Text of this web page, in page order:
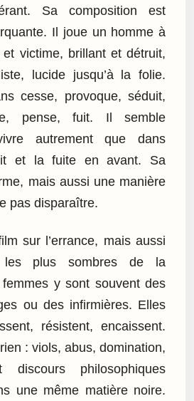
Sa composition est
Il joue un homme à
et victime, brillant et détruit,
lucide jusqu’à la folie.
cesse, provoque, séduit,
pense, fuit. Il semble
autrement que dans
et la fuite en avant. Sa
mais aussi une manière
pas disparaître.
sur l’errance, mais aussi
plus sombres de la
y sont souvent des
ou des infirmières. Elles
résistent, encaissent.
: viols, abus, domination,
discours philosophiques
une même matière noire.